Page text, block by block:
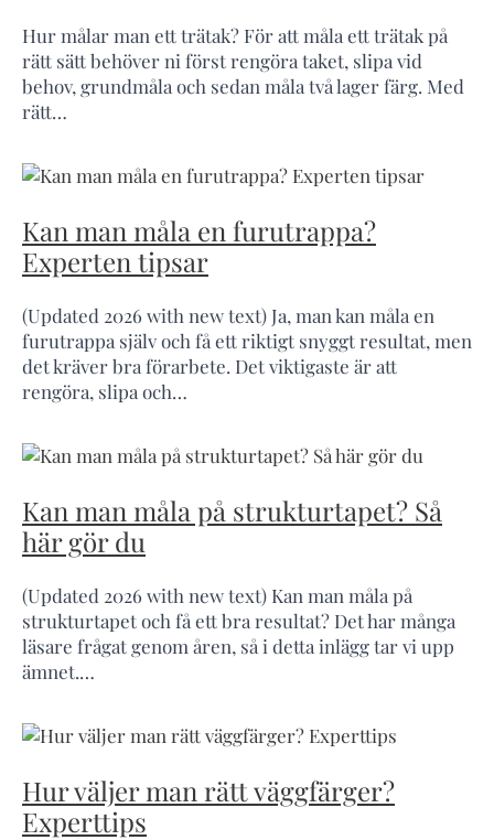
Hur målar man ett trätak? För att måla ett trätak på
rätt sätt behöver ni först rengöra taket, slipa vid
behov, grundmåla och sedan måla två lager färg. Med
rätt…
Kan man måla en furutrappa?
Experten tipsar
(Updated 2026 with new text) Ja, man kan måla en
furutrappa själv och få ett riktigt snyggt resultat, men
det kräver bra förarbete. Det viktigaste är att
rengöra, slipa och…
Kan man måla på strukturtapet? Så
här gör du
(Updated 2026 with new text) Kan man måla på
strukturtapet och få ett bra resultat? Det har många
läsare frågat genom åren, så i detta inlägg tar vi upp
ämnet.…
Hur väljer man rätt väggfärger?
Experttips